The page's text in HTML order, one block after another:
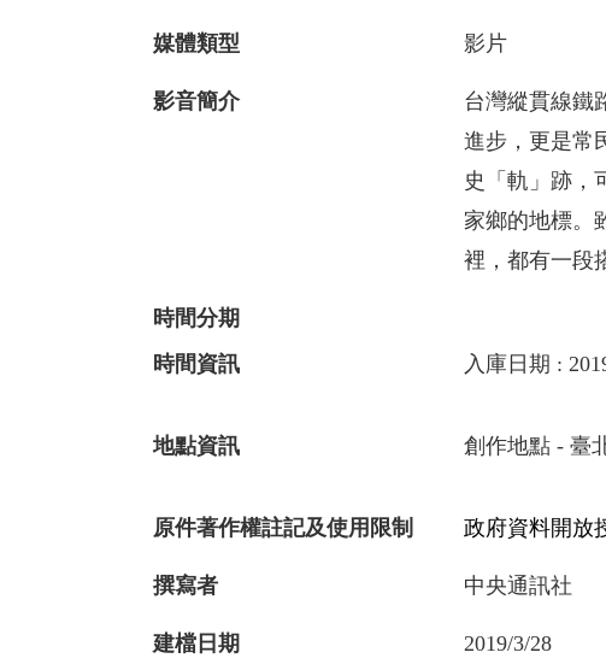
媒體類型 影片
影音簡介
台灣縱貫線鐵
進步，更是常
史「軌」跡，
家鄉的地標。
裡，都有一段
時間分期
時間資訊
入庫日期 :
地點資訊 創作地點 - 臺
原件著作權註記及使用限制 政府資料開放
撰寫者 中央通訊社
建檔日期 2019/3/28